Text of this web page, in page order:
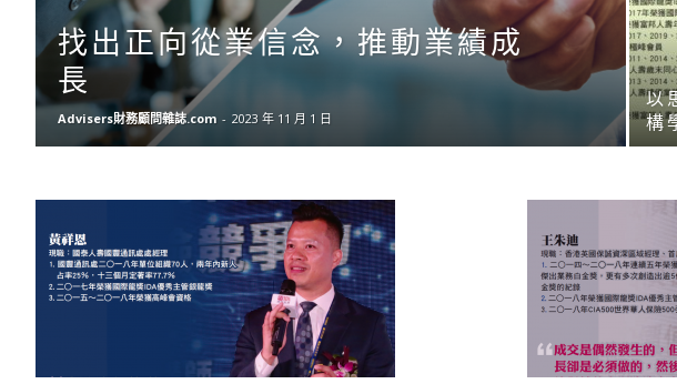
找出正向從業信念，推動業績成
長
Advisers財務顧問雜誌.com - 2023 年 11 月 1 日
以
構